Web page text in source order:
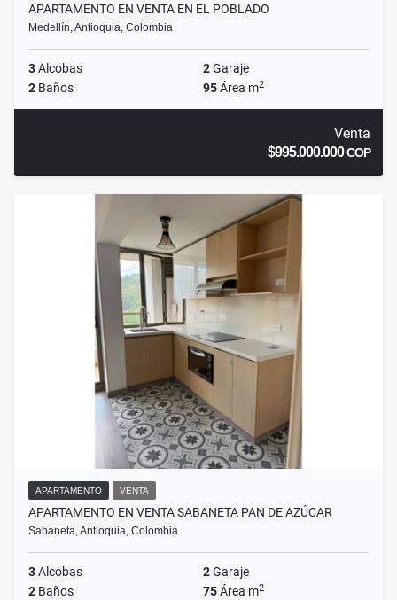
APARTAMENTO EN VENTA EN EL POBLADO
Medellín, Antioquia, Colombia
3Alcobas 2Garaje
2 Baños 95Área m2
Venta
$995.000.000COP
APARTAMENTO VENTA
APARTAMENTO EN VENTA SABANETA PAN DE AZÚCAR
Sabaneta, Antioquia, Colombia
3Alcobas 2Garaje
2 Baños 75Área m2